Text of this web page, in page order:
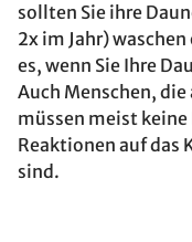
sollten Sie ihre
2x im Jahr)
es, wenn Sie Ihre
Auch Menschen,
müssen meist
Reaktionen auf das
sind.